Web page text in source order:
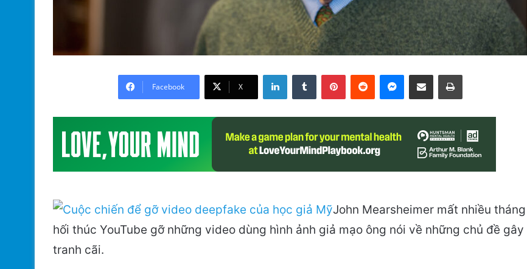
Facebook X
LinkedInTumblr PinterestReddit Messenger
Share via Email Print
John Mearsheimer mất nhiều tháng
hối thúc YouTube gỡ những video dùng hình ảnh giả mạo ông nói về những chủ đề gây
tranh cãi.